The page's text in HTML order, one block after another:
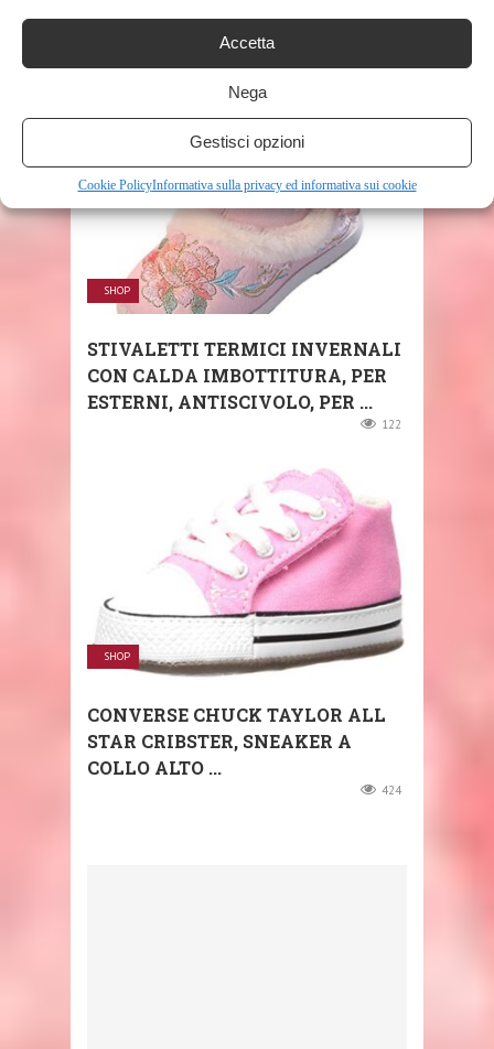
Accetta
Nega
Gestisci opzioni
Cookie PolicyInformativa sulla privacy ed informativa sui cookie
BIMBI 0-24, BLU ...
SHOP
STIVALETTI TERMICI INVERNALI
CON CALDA IMBOTTITURA, PER
ESTERNI, ANTISCIVOLO, PER ...
122
SHOP
CONVERSE CHUCK TAYLOR ALL
STAR CRIBSTER, SNEAKER A
COLLO ALTO ...
424